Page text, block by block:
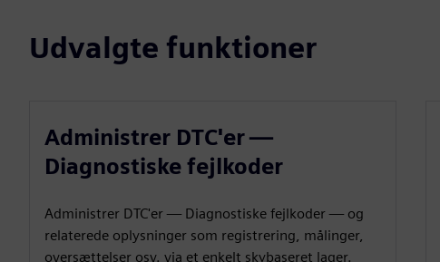
Udvalgte funktioner
Administrer DTC'er —
Diagnostiske fejlkoder
Administrer DTC'er — Diagnostiske fejlkoder — og
relaterede oplysninger som registrering, målinger,
oversættelser osv. via et enkelt skybaseret lager.